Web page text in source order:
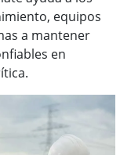
equipos
a mantener
en